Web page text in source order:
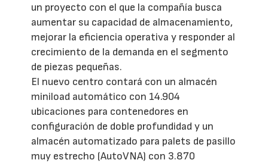
un proyecto con el que la compañía busca
aumentar su capacidad de almacenamiento,
mejorar la eficiencia operativa y responder al
crecimiento de la demanda en el segmento
de piezas pequeñas.
El nuevo centro contará con un almacén
miniload automático con 14.904
ubicaciones para contenedores en
configuración de doble profundidad y un
almacén automatizado para palets de pasillo
muy estrecho (AutoVNA) con 3.870